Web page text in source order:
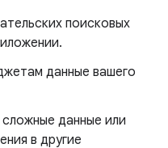
поисковых
данные вашего
данные или
в другие